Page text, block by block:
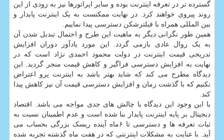
گسترده تر در تعرفه اینترنت بوده و سایر اپراتورها نیز به زودی از این
روند پیروی خواهند کرد. در نهایت ممکنست به یک اینترنت پایدار و
بین المللی همراه با فیلترشکن دسترسی پیدا نماییم.
همین طور نگرانی دیگر به ماهیت این طرح و احتمال تبدیل شدن آن
به یک روال عادی بازمی گردد. این مورد یادآور دوران افزایش
تدریجی قیمت اینترنت در دولت محمود احمدی نژاد است که در
نهایت به افزایش دسترسی فراگیر و کاهش قیمت منجر گردید. این
دیدگاه مطرح می کند که شاید بهتر باشد به اینترنت پرو اعتراض
نکنیم که با گذشت زمان و افزایش دسترسی قیمت آن نیز کاهش پیدا
کند.
با این وجود این دیدگاه با چالش های جدی مواجه می باشد. اقتصاد
دیجیتال بر پایه اینترنت پایدار بنا شده است و عدم اطمینان نسبت به
ثبات تعرفه ها و دسترسی تا ۶ماه آینده ریسک بزرگی بحساب می
آید. با عنایت به مشکلات اینترنتی که در هفت ماه گذشته تجربه شده